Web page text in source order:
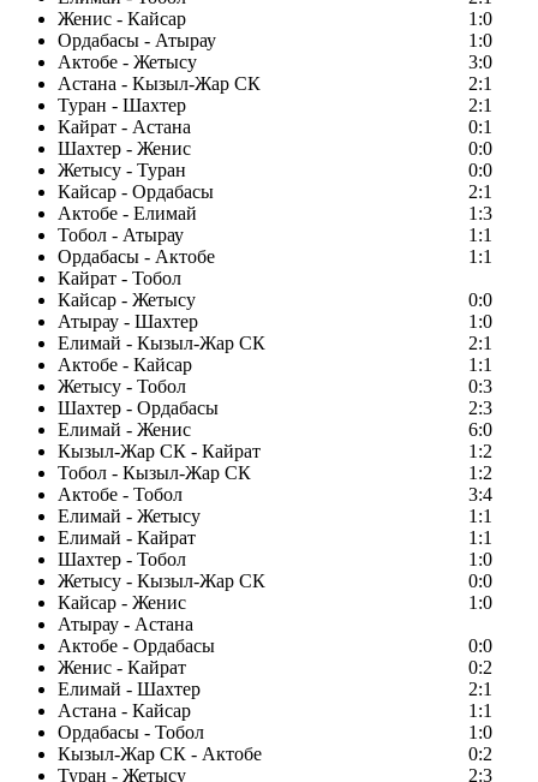
Женис - Кайсар
1:0
Ордабасы - Атырау
1:0
Актобе - Жетысу
3:0
Астана - Кызыл-Жар СК
2:1
Туран - Шахтер
2:1
Кайрат - Астана
0:1
Шахтер - Женис
0:0
Жетысу - Туран
0:0
Кайсар - Ордабасы
2:1
Актобе - Елимай
1:3
Тобол - Атырау
1:1
Ордабасы - Актобе
1:1
Кайрат - Тобол
Кайсар - Жетысу
0:0
Атырау - Шахтер
1:0
Елимай - Кызыл-Жар СК
2:1
Актобе - Кайсар
1:1
Жетысу - Тобол
0:3
Шахтер - Ордабасы
2:3
Елимай - Женис
6:0
Кызыл-Жар СК - Кайрат
1:2
Тобол - Кызыл-Жар СК
1:2
Актобе - Тобол
3:4
Елимай - Жетысу
1:1
Елимай - Кайрат
1:1
Шахтер - Тобол
1:0
Жетысу - Кызыл-Жар СК
0:0
Кайсар - Женис
1:0
Атырау - Астана
Актобе - Ордабасы
0:0
Женис - Кайрат
0:2
Елимай - Шахтер
2:1
Астана - Кайсар
1:1
Ордабасы - Тобол
1:0
Кызыл-Жар СК - Актобе
0:2
Туран - Жетысу
2:3